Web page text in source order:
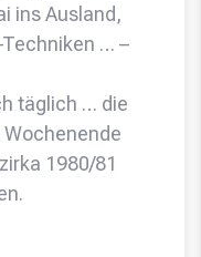
ins Ausland,
… –
täglich … die
1980/81